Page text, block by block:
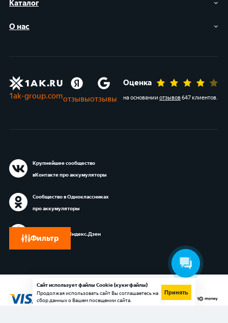
Фильтр
Сайт использует файлы Cookie (куки-файлы)
Продолжая использовать сайт Вы соглашаетесь на
сбор данных о Вашем посещении сайта.
Принять
Каталог
О нас
1ak-group.comотзывыотзывы
Оценка
на основании отзывов647 клиентов.
Крупнейшее сообщество
вКонтакте про аккумуляторы
Сообщество в Одноклассниках
про аккумуляторы
Блог 1АК.RU в Яндекс.Дзен